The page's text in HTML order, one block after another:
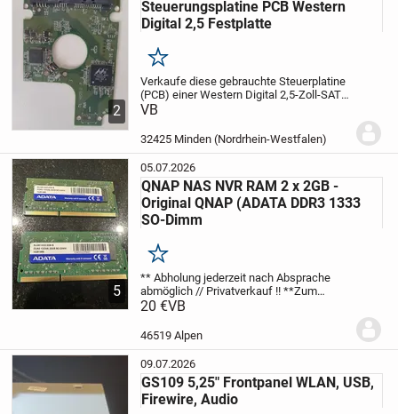
2
Steuerungsplatine PCB Western
Digital 2,5 Festplatte
Merken
Verkaufe diese gebrauchte Steuerplatine
(PCB) einer Western Digital 2,5-Zoll-SATA-
Laptop-Festplatte.Anhand der Nummern
exakt identifizieren. Diese Platine...
VB
32425 Minden (Nordrhein-Westfalen)
5
05.07.2026
QNAP NAS NVR RAM 2 x 2GB -
Original QNAP (ADATA DDR3 1333
SO-Dimm
Merken
** Abholung jederzeit nach Absprache
abmöglich // Privatverkauf !! **Zum
Verkauf steht ein Set / 2x RAM-Bausteine
Erstausrüstung)
einem QNAP NVR...
20 €VB
46519 Alpen
09.07.2026
GS109 5,25" Frontpanel WLAN, USB,
Firewire, Audio